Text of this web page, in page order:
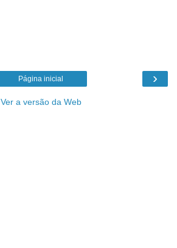
›
Página inicial
Ver a versão da Web